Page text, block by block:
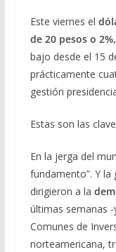
Este viernes el
de 20 pesos o
bajo desde el 15
prácticamente
gestión
Estas son las
En la jerga del
fundamento”. Y la
dirigieron a la
últimas semanas
Comunes de
norteamericana,